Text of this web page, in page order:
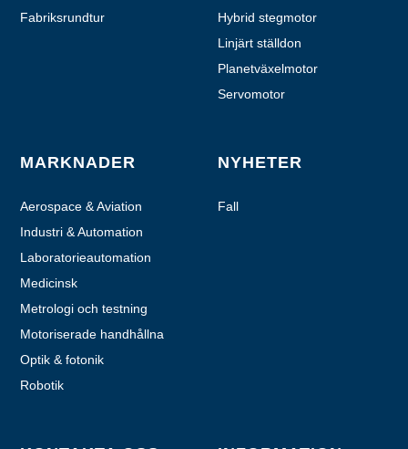
Fabriksrundtur
Hybrid stegmotor
Linjärt ställdon
Planetväxelmotor
Servomotor
MARKNADER
Aerospace & Aviation
Industri & Automation
Laboratorieautomation
Medicinsk
Metrologi och testning
Motoriserade handhållna
enheter
Optik & fotonik
Robotik
NYHETER
Fall